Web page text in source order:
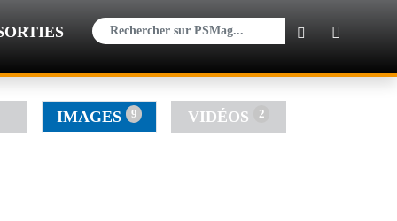
×
IMAGES 9 VIDÉOS 2